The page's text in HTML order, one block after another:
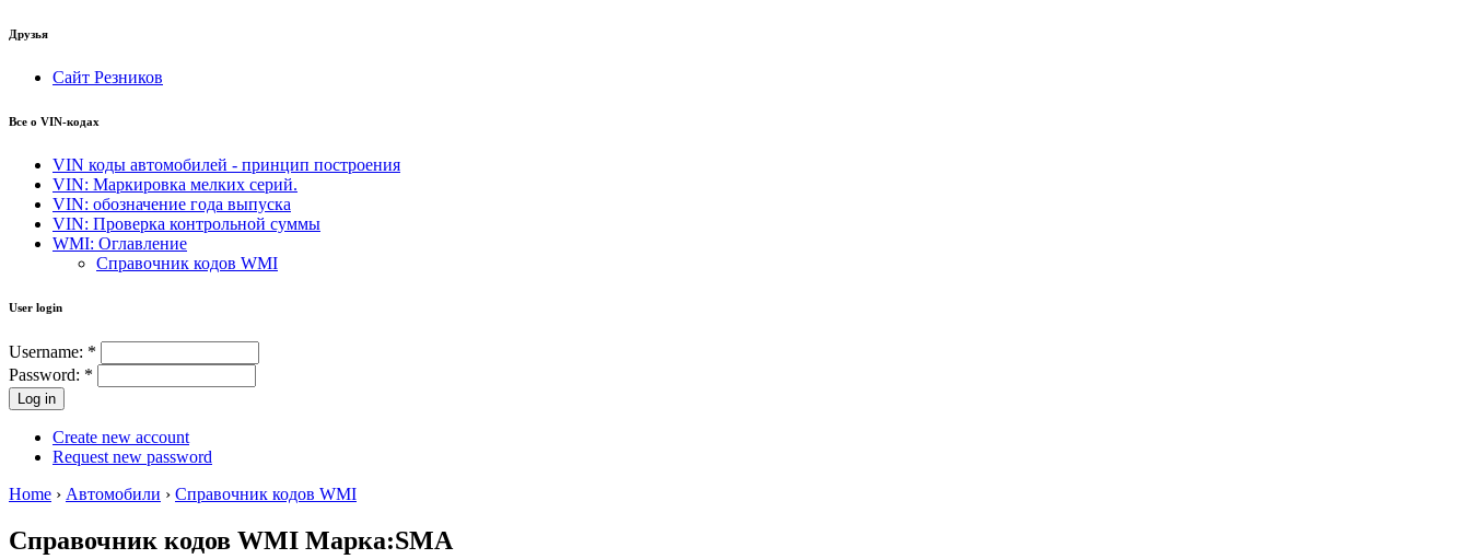
Друзья
Сайт Резников
Все о VIN-кодах
VIN коды автомобилей - принцип построения
VIN: Маркировка мелких серий.
VIN: обозначение года выпуска
VIN: Проверка контрольной суммы
WMI: Оглавление
Справочник кодов WMI
User login
Username: *
Password: *
Create new account
Request new password
Home › Автомобили › Справочник кодов WMI
Справочник кодов WMI Марка:SMA